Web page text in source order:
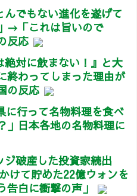
でもない進化を遂げて
→「これは旨いので
反応
対に飲まない！』と大
終わってしまった理由が
の反応
に行って名物料理を食べ
」日本各地の名物料理に
破産した投資家続出
けて貯めた22億ウォンを
白に衝撃の声」